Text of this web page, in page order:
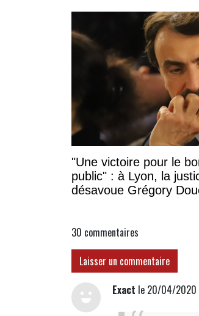
"Une victoire pour le
public" : à Lyon, la
désavoue Grégory
30 commentaires
Laisser un commentaire
Exact le 20/04/2020